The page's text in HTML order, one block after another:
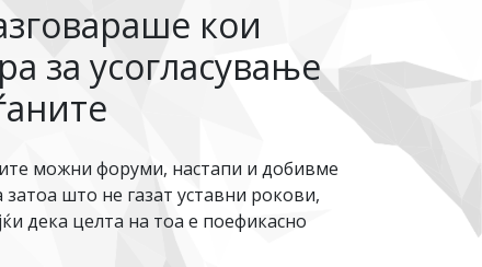
кои
за усогласување
можни форуми, настапи и добивме
што не газат уставни рокови,
дека целта на тоа е поефикасно